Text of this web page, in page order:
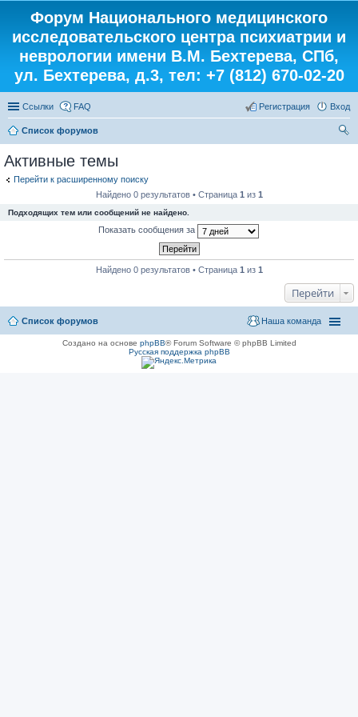
Форум Национального медицинского
исследовательского центра психиатрии и
неврологии имени В.М. Бехтерева, СПб,
ул. Бехтерева, д.3, тел: +7 (812) 670-02-20
Ссылки FAQ Вход
Регистрация
Список форумов
Активные темы
Перейти к расширенному поиску
Найдено 0 результатов • Страница 1 из 1
Подходящих тем или сообщений не найдено.
Показать сообщения за
Найдено 0 результатов • Страница 1 из 1
Перейти
Список форумов Наша команда
Создано на основе phpBB® Forum Software © phpBB Limited
Русская поддержка phpBB